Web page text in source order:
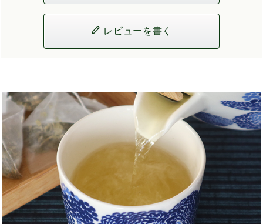
レビューを書く